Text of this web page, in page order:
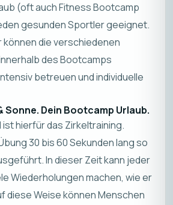
(oft auch Fitness Bootcamp
gesunden Sportler geeignet.
die verschiedenen
des Bootcamps
betreuen und individuelle
Sonne. Dein Bootcamp Urlaub.
hierfür das Zirkeltraining.
30 bis 60 Sekunden lang so
In dieser Zeit kann jeder
Wiederholungen machen, wie er
diese Weise können Menschen